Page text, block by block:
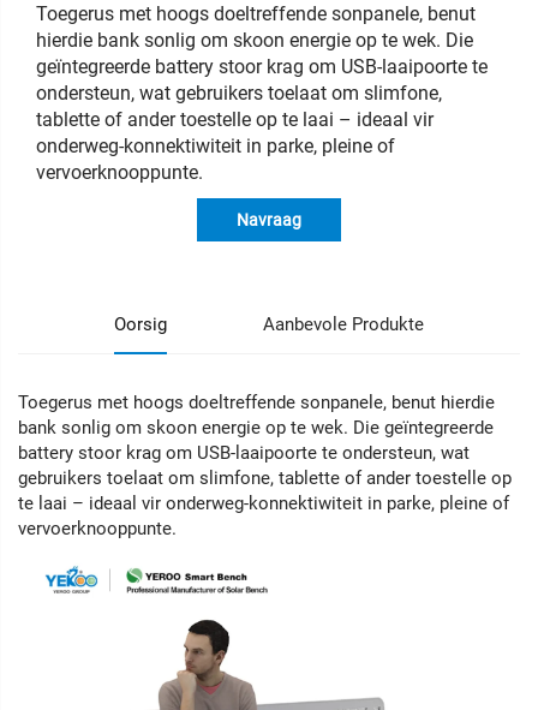
Toegerus met hoogs doeltreffende sonpanele, benut
hierdie bank sonlig om skoon energie op te wek. Die
geïntegreerde battery stoor krag om USB-laaipoorte te
ondersteun, wat gebruikers toelaat om slimfone,
tablette of ander toestelle op te laai – ideaal vir
onderweg-konnektiwiteit in parke, pleine of
vervoerknooppunte.
Navraag
Oorsig Aanbevole Produkte
Toegerus met hoogs doeltreffende sonpanele, benut hierdie
bank sonlig om skoon energie op te wek. Die geïntegreerde
battery stoor krag om USB-laaipoorte te ondersteun, wat
gebruikers toelaat om slimfone, tablette of ander toestelle op
te laai – ideaal vir onderweg-konnektiwiteit in parke, pleine of
vervoerknooppunte.